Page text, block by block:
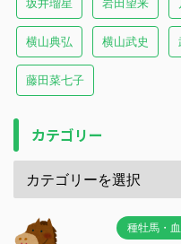
横山典弘 横山武史
藤田菜七子
カテゴリー
種牡馬・